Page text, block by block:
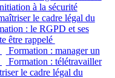
à la sécurité
le cadre légal du
: le RGPD et ses
être rappelé
Formation : manager un
Formation : télétravailler
le cadre légal du